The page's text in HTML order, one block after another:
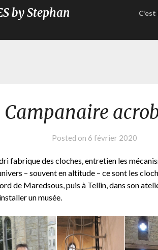
by Stephan
Campanaire
Posted on 6 février 2020
fabrique des cloches, entretien les
– souvent en altitude – ce sont les
de Maredsous, puis à Tellin, dans son
un musée.